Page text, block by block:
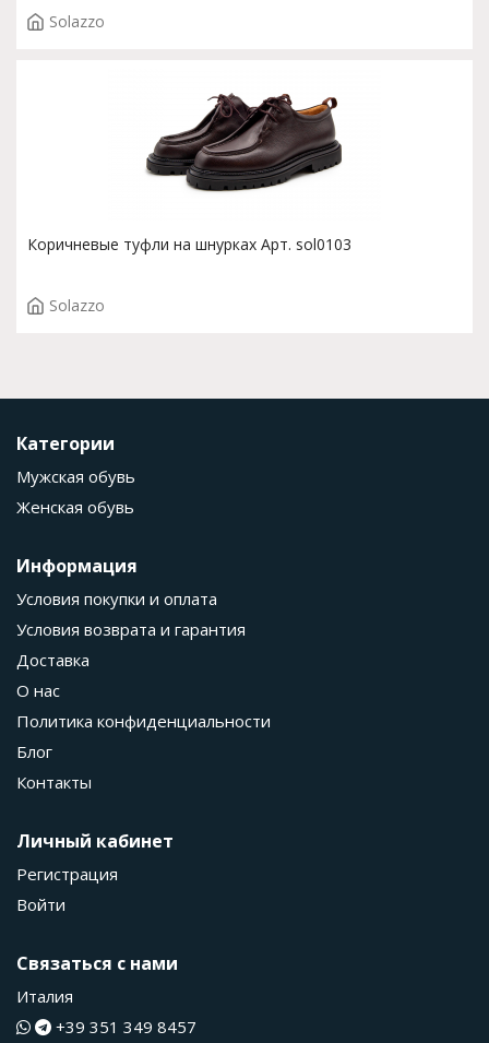
Solazzo
Коричневые туфли на шнурках Арт. sol0103
Solazzo
Категории
Мужская обувь
Женская обувь
Информация
Условия покупки и оплата
Условия возврата и гарантия
Доставка
О нас
Политика конфиденциальности
Блог
Контакты
Личный кабинет
Регистрация
Войти
Связаться с нами
Италия
+39 351 349 8457